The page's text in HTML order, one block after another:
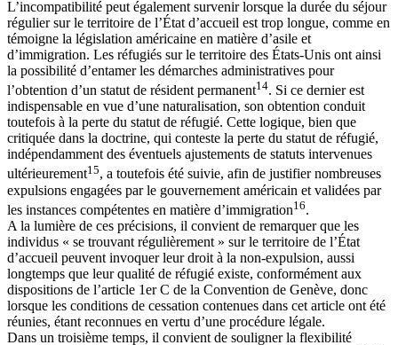
L’incompatibilité peut également survenir lorsque la durée du séjour
régulier sur le territoire de l’État d’accueil est trop longue, comme en
témoigne la législation américaine en matière d’asile et
d’immigration. Les réfugiés sur le territoire des États-Unis ont ainsi
la possibilité d’entamer les démarches administratives pour
l’obtention d’un statut de résident permanent14. Si ce dernier est
indispensable en vue d’une naturalisation, son obtention conduit
toutefois à la perte du statut de réfugié. Cette logique, bien que
critiquée dans la doctrine, qui conteste la perte du statut de réfugié,
indépendamment des éventuels ajustements de statuts intervenues
ultérieurement15, a toutefois été suivie, afin de justifier nombreuses
expulsions engagées par le gouvernement américain et validées par
les instances compétentes en matière d’immigration16.
A la lumière de ces précisions, il convient de remarquer que les
individus « se trouvant régulièrement » sur le territoire de l’État
d’accueil peuvent invoquer leur droit à la non-expulsion, aussi
longtemps que leur qualité de réfugié existe, conformément aux
dispositions de l’article 1er C de la Convention de Genève, donc
lorsque les conditions de cessation contenues dans cet article ont été
réunies, étant reconnues en vertu d’une procédure légale.
Dans un troisième temps, il convient de souligner la flexibilité